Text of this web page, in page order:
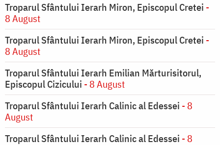
Troparul Sfântului Ierarh Miron, Episcopul Cretei -
8 August
Troparul Sfântului Ierarh Miron, Episcopul Cretei -
8 August
Troparul Sfântului Ierarh Emilian Mărturisitorul,
Episcopul Cizicului - 8 August
Troparul Sfântului Ierarh Calinic al Edessei - 8
August
Troparul Sfântului Ierarh Calinic al Edessei - 8